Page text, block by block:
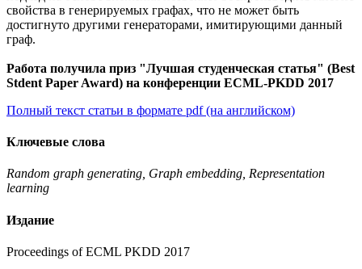
свойства в генерируемых графах, что не может быть
достигнуто другими генераторами, имитирующими данный
граф.
Работа получила приз "Лучшая студенческая статья" (Best
Stdent Paper Award) на конференции ECML-PKDD 2017
Полный текст статьи в формате pdf (на английском)
Ключевые слова
Random graph generating, Graph embedding, Representation
learning
Издание
Proceedings of ECML PKDD 2017